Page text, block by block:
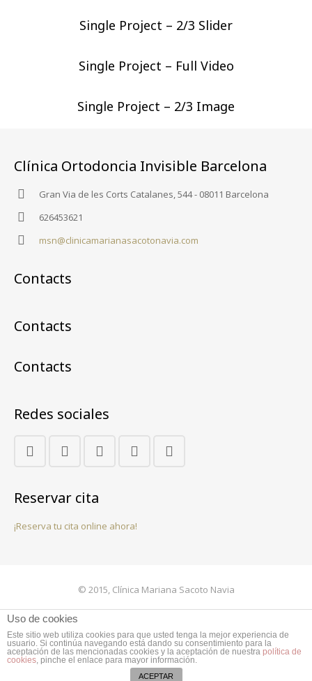
Single Project – 2/3 Slider
Single Project – Full Video
Single Project – 2/3 Image
Clínica Ortodoncia Invisible Barcelona
Gran Via de les Corts Catalanes, 544 - 08011 Barcelona
626453621
msn@clinicamarianasacotonavia.com
Contacts
Contacts
Contacts
Redes sociales
Reservar cita
¡Reserva tu cita online ahora!
© 2015, Clínica Mariana Sacoto Navia
Aviso legal
CONTACTO CLÍNICA MARIANA SACOTO NAVIA
Uso de cookies
Este sitio web utiliza cookies para que usted tenga la mejor experiencia de
usuario. Si continúa navegando está dando su consentimiento para la
aceptación de las mencionadas cookies y la aceptación de nuestra política de
cookies, pinche el enlace para mayor información.
ACEPTAR